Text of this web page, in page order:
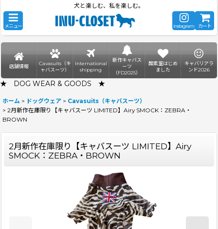
犬と楽しむ、私を楽しむ。
メニュー instagram カート
店舗情報
Cavasuits（キ
ャバスーツ）
International
shipping
新作キャバス
ーツ
（FD2025）
酸素室はじめ
ました
キャバリアラ
ンド2026
★ DOG WEAR & GOODS ★
ホーム > ドッグウェア > Cavasuits（キャバスーツ）
> 2月新作在庫限り【キャバスーツ LIMITED】Airy SMOCK：ZEBRA・
BROWN
2月新作在庫限り【キャバスーツ LIMITED】Airy
SMOCK：ZEBRA・BROWN